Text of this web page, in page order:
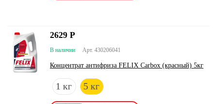
Арт. 430206041
В наличии
Концентрат антифриза FELIX Carbox (красный) 5кг
1 кг 5 кг
2629 Р